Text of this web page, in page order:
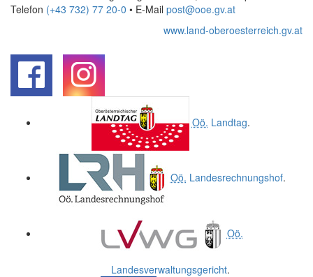
Telefon (+43 732) 77 20-0 • E-Mail post@ooe.gv.at
www.land-oberoesterreich.gv.at
Oö. Landtag.
Oö. Landesrechnungshof.
Oö.
Landesverwaltungsgericht.